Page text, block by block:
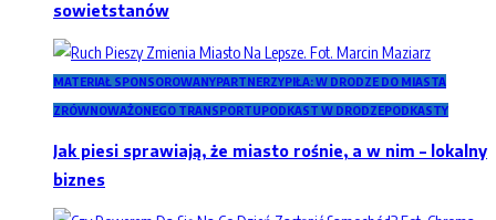
sowietstanów
MATERIAŁ SPONSOROWANYPARTNERZYPIŁA: W DRODZE DO MIASTA
ZRÓWNOWAŻONEGO TRANSPORTUPODKAST W DRODZEPODKASTY
Jak piesi sprawiają, że miasto rośnie, a w nim – lokalny
biznes